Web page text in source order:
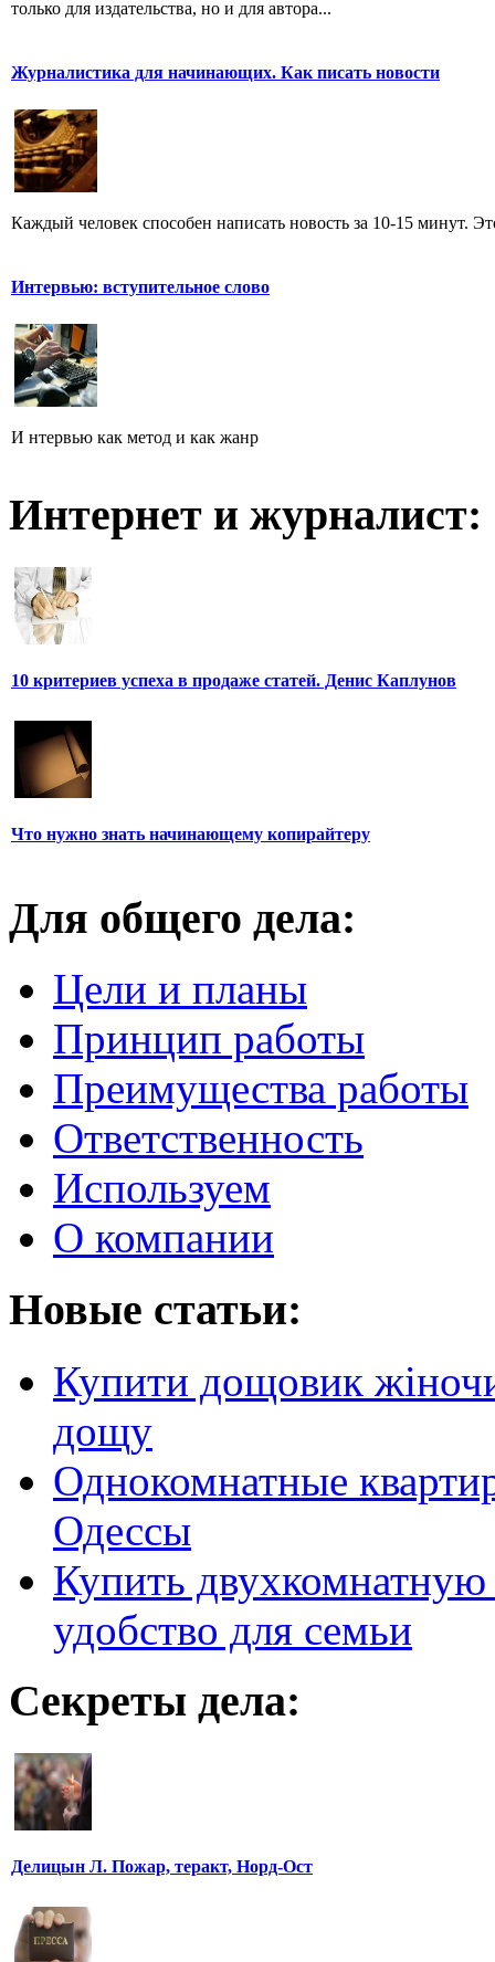
только для издательства, но и для автора...
Журналистика для начинающих. Как писать новости
Каждый человек способен написать новость за 10-15 минут.
Интервью: вступительное слово
И нтервью как метод и как жанр
Интернет и журналист:
10 критериев успеха в продаже статей. Денис Каплунов
Что нужно знать начинающему копирайтеру
Для общего дела:
Цели и планы
Принцип работы
Преимущества работы
Ответственность
Используем
О компании
Новые статьи:
Купити дощовик
дощу
Однокомнатные
Одессы
Купить
удобство для семьи
Секреты дела:
Делицын Л. Пожар, теракт, Норд-Ост